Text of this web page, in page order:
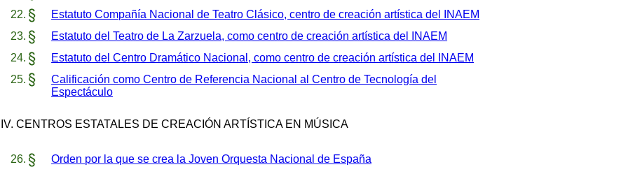
Estatuto Compañía Nacional de Teatro Clásico, centro de creación artística del INAEM
Estatuto del Teatro de La Zarzuela, como centro de creación artística del INAEM
Estatuto del Centro Dramático Nacional, como centro de creación artística del INAEM
Calificación como Centro de Referencia Nacional al Centro de Tecnología del
Espectáculo
IV. CENTROS ESTATALES DE CREACIÓN ARTÍSTICA EN MÚSICA
Orden por la que se crea la Joven Orquesta Nacional de España